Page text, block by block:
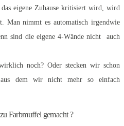
das eigene Zuhause kritisiert wird, wird
Man nimmt es automatisch irgendwie
sind die eigene 4-Wände nicht auch
noch? Oder stecken wir schon
dem wir nicht mehr so einfach
Farbmuffel gemacht ?